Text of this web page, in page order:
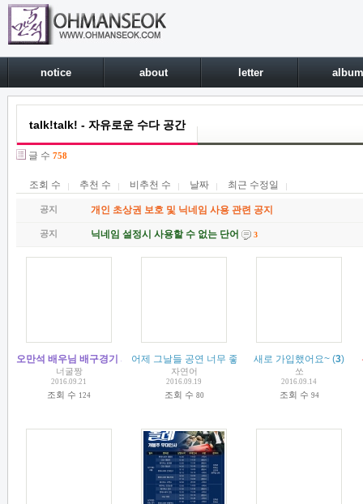
notice about letter album
talk!talk! - 자유로운 수다 공간
글 수 758
조회 수 추천 수 비추천 수 날짜 최근 수정일
공지 개인 초상권 보호 및 닉네임 사용 관련 공지
공지 닉네임 설정시 사용할 수 없는 단어 3
오만석 배우님 배구경기 시구 참여 예정입니다. (1 )
너굴짱
2016.09.21
조회 수 124
어제 그날들 공연 너무 좋았어욥ㅎㅎㅎㅎ (3)
자연어
2016.09.19
조회 수 80
새로 가입했어요~ (3)
쏘
2016.09.14
조회 수 94